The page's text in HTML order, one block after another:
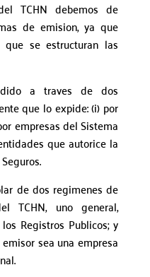
TCHN debemos de
de emision, ya que
se estructuran las
a traves de dos
que lo expide: (i) por
empresas del Sistema
que autorice la
de dos regimenes de
TCHN, uno general,
Registros Publicos; y
sea una empresa